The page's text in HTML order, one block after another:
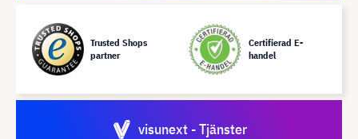
Trusted Shops
partner
Certifierad E-
handel
visunext - Tjänster